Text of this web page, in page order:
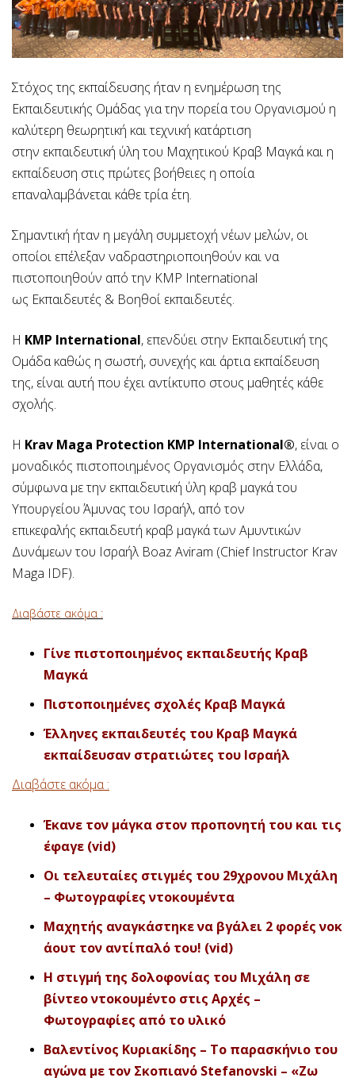
Στόχος της εκπαίδευσης ήταν η ενημέρωση της
Εκπαιδευτικής Ομάδας για την πορεία του Οργανισμού η
καλύτερη θεωρητική και τεχνική κατάρτιση
στην εκπαιδευτική ύλη του Μαχητικού Κραβ Μαγκά και η
εκπαίδευση στις πρώτες βοήθειες η οποία
επαναλαμβάνεται κάθε τρία έτη.
Σημαντική ήταν η μεγάλη συμμετοχή νέων μελών, οι
οποίοι επέλεξαν ναδραστηριοποιηθούν και να
πιστοποιηθούν από την KMP International
ως Εκπαιδευτές & Βοηθοί εκπαιδευτές.
Η KMP International, επενδύει στην Εκπαιδευτική της
Ομάδα καθώς η σωστή, συνεχής και άρτια εκπαίδευση
της, είναι αυτή που έχει αντίκτυπο στους μαθητές κάθε
σχολής.
Η Krav Maga Protection KMP International®, είναι ο
μοναδικός πιστοποιημένος Οργανισμός στην Ελλάδα,
σύμφωνα με την εκπαιδευτική ύλη κραβ μαγκά του
Υπουργείου Άμυνας του Ισραήλ, από τον
επικεφαλής εκπαιδευτή κραβ μαγκά των Αμυντικών
Δυνάμεων του Ισραήλ Boaz Aviram (Chief Instructor Krav
Maga IDF).
Διαβάστε ακόμα :
Γίνε πιστοποιημένος εκπαιδευτής Κραβ
Μαγκά
Πιστοποιημένες σχολές Κραβ Μαγκά
Έλληνες εκπαιδευτές του Κραβ Μαγκά
εκπαίδευσαν στρατιώτες του Ισραήλ
Διαβάστε ακόμα :
Έκανε τον μάγκα στον προπονητή του και τις
έφαγε (vid)
Οι τελευταίες στιγμές του 29χρονου Μιχάλη
– Φωτογραφίες ντοκουμέντα
Μαχητής αναγκάστηκε να βγάλει 2 φορές νοκ
άουτ τον αντίπαλό του! (vid)
Η στιγμή της δολοφονίας του Μιχάλη σε
βίντεο ντοκουμέντο στις Αρχές –
Φωτογραφίες από το υλικό
Βαλεντίνος Κυριακίδης – Το παρασκήνιο του
αγώνα με τον Σκοπιανό Stefanovski – «Ζω